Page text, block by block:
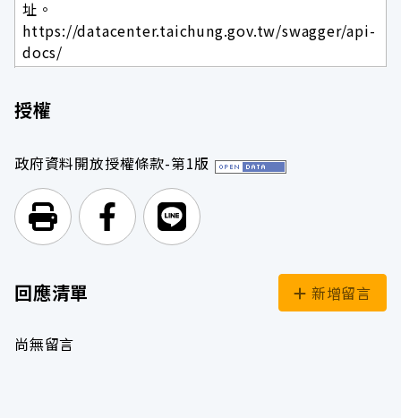
址。
https://datacenter.taichung.gov.tw/swagger/api-
docs/
授權
政府資料開放授權條款-第1版
列印頁面前往Facebook
前往Line
回應清單 新增留言
尚無留言